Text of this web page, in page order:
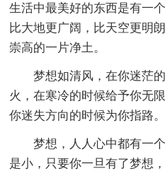
生活中最美好的东西是有一
比大地更广阔，比天空更明
崇高的一片净土。
梦想如清风，在你迷茫
火，在寒冷的时候给予你无
你迷失方向的时候为你指路。
梦想，人人心中都有一
是小，只要你一旦有了梦想